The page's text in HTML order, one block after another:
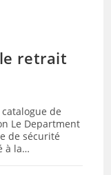
retrait
de
Le Department
de sécurité
à la…